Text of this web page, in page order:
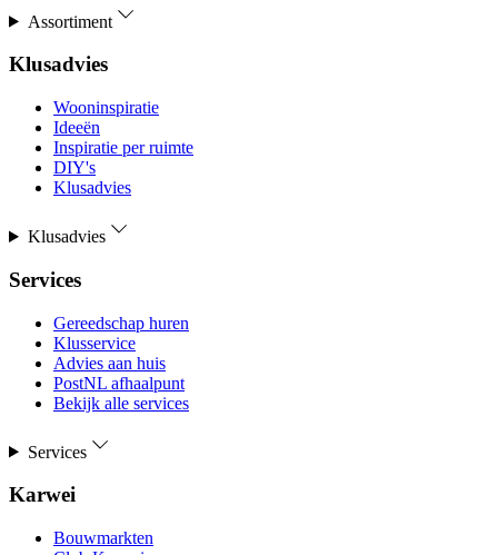
Assortiment
Klusadvies
Wooninspiratie
Ideeën
Inspiratie per ruimte
DIY's
Klusadvies
Klusadvies
Services
Gereedschap huren
Klusservice
Advies aan huis
PostNL afhaalpunt
Bekijk alle services
Services
Karwei
Bouwmarkten